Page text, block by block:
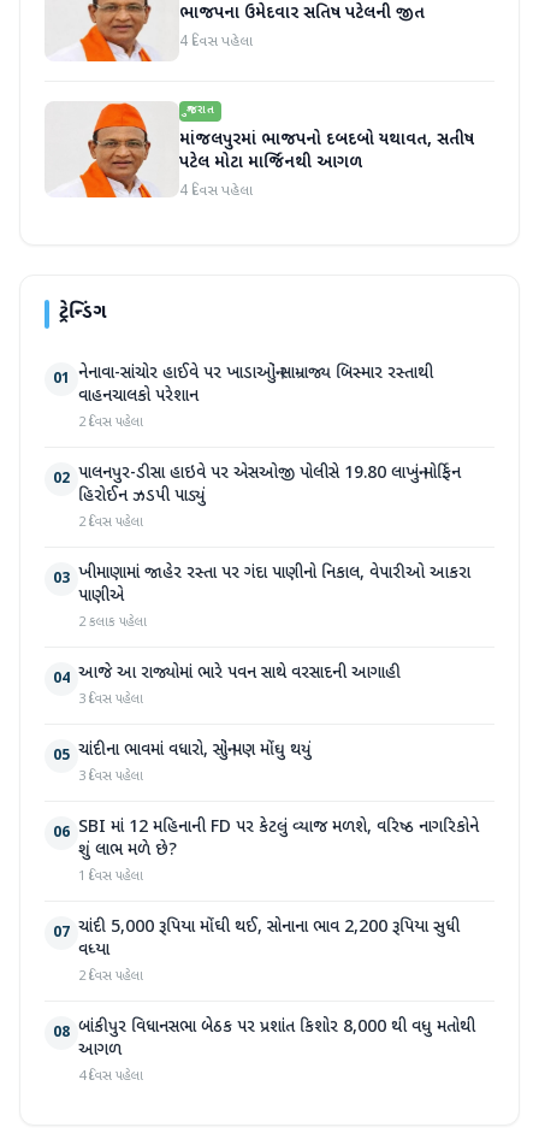
ભાજપના ઉમેદવાર સતિષ પટેલની જીત
4 દિવસ પહેલા
ગુજરાત
માંજલપુરમાં ભાજપનો દબદબો યથાવત, સતીષ
પટેલ મોટા માર્જિનથી આગળ
4 દિવસ પહેલા
ટ્રેન્ડિંગ
01 નેનાવા-સાંચોર હાઈવે પર ખાડાઓનું સામ્રાજ્ય બિસ્માર રસ્તાથી
વાહનચાલકો પરેશાન
2 દિવસ પહેલા
02 પાલનપુર-ડીસા હાઇવે પર એસઓજી પોલીસે 19.80 લાખનું મોર્ફિન
હિરોઈન ઝડપી પાડ્યું
2 દિવસ પહેલા
03 ખીમાણામાં જાહેર રસ્તા પર ગંદા પાણીનો નિકાલ, વેપારીઓ આકરા
પાણીએ
2 કલાક પહેલા
04 આજે આ રાજ્યોમાં ભારે પવન સાથે વરસાદની આગાહી
3 દિવસ પહેલા
05 ચાંદીના ભાવમાં વધારો, સોનું પણ મોંઘુ થયું
3 દિવસ પહેલા
06 SBI માં 12 મહિનાની FD પર કેટલું વ્યાજ મળશે, વરિષ્ઠ નાગરિકોને
શું લાભ મળે છે?
1 દિવસ પહેલા
07 ચાંદી 5,000 રૂપિયા મોંઘી થઈ, સોનાના ભાવ 2,200 રૂપિયા સુધી
વધ્યા
2 દિવસ પહેલા
08 બાંકીપુર વિધાનસભા બેઠક પર પ્રશાંત કિશોર 8,000 થી વધુ મતોથી
આગળ
4 દિવસ પહેલા